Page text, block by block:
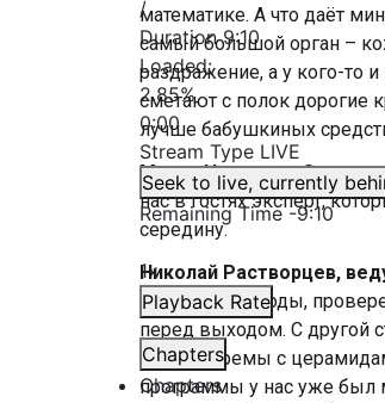
/
Duration9:10
Loaded:
2.85%
0:00
Stream Type LIVE
Seek to live, currently
Remaining Time-9:10
1x
Playback Rate
Chapters
Chapters
математике. А что даёт
самый большой орган –
раздражение, а у кого-то
сметают с полок дорогие
лучше бабушкиных
Мария Новикова-
нас в гостях эксперт,
середину.
Николай Растворцев,
народные методы,
перед выходом. С другой
кремы, кремы с
программы у нас уже был